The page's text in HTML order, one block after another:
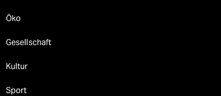
Öko
Gesellschaft
Kultur
Sport